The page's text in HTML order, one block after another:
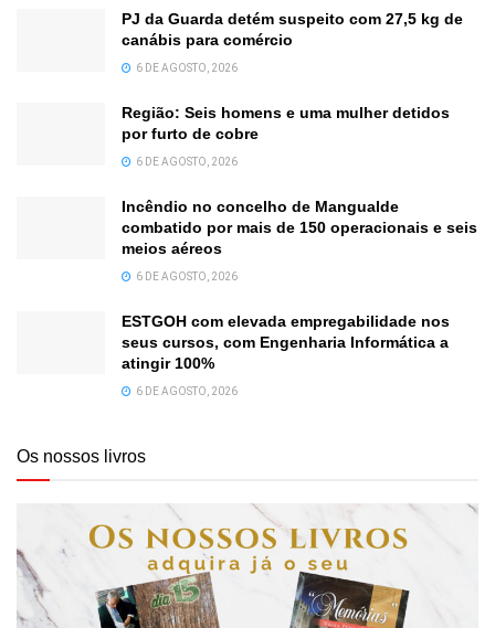
PJ da Guarda detém suspeito com 27,5 kg de
canábis para comércio
6 DE AGOSTO, 2026
Região: Seis homens e uma mulher detidos
por furto de cobre
6 DE AGOSTO, 2026
Incêndio no concelho de Mangualde
combatido por mais de 150 operacionais e seis
meios aéreos
6 DE AGOSTO, 2026
ESTGOH com elevada empregabilidade nos
seus cursos, com Engenharia Informática a
atingir 100%
6 DE AGOSTO, 2026
Os nossos livros